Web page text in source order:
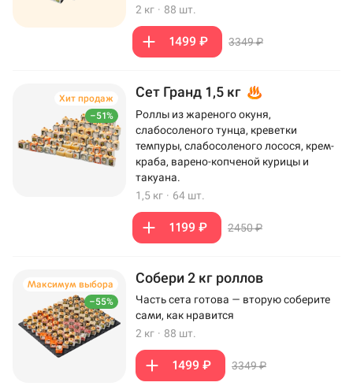
2 кг · 88 шт.
1499 ₽ 3349 ₽
–51%
Хит продаж Сет Гранд 1,5 кг
Роллы из жареного окуня,
слабосоленого тунца, креветки
темпуры, слабосоленого лосося, крем-
краба, варено-копченой курицы и
такуана.
1,5 кг · 64 шт.
1199 ₽ 2450 ₽
–55%
Максимум выбора Собери 2 кг роллов
Часть сета готова — вторую соберите
сами, как нравится
2 кг · 88 шт.
1499 ₽ 3349 ₽